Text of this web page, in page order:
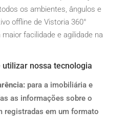
os ambientes, ângulos e
offline de Vistoria 360°
facilidade e agilidade na
nossa tecnologia
para a imobiliária e
as informações sobre o
registradas em um formato